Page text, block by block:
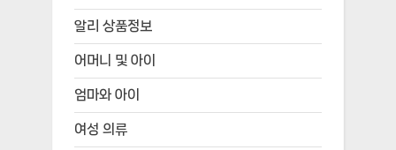
알리 상품정보
어머니 및 아이
엄마와 아이
여성 의류